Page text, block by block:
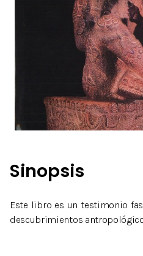
Sinopsis
Este libro es un testimonio
descubrimientos